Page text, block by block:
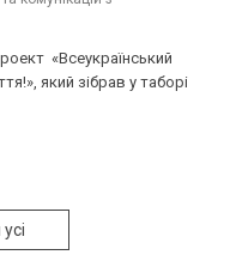
«Всеукраїнський
який зібрав у таборі